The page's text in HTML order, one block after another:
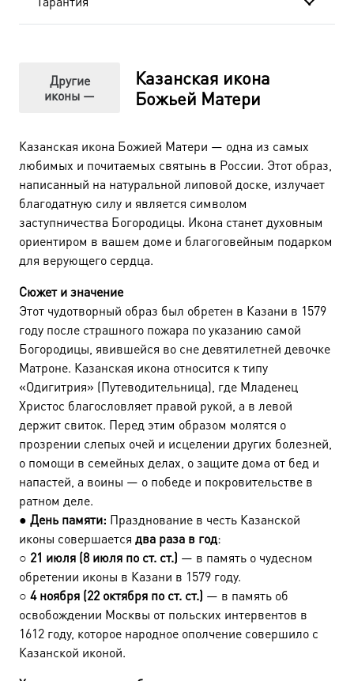
Другие
иконы —
Казанская икона
Божьей Матери
Казанская икона Божией Матери — одна из самых
любимых и почитаемых святынь в России. Этот образ,
написанный на натуральной липовой доске, излучает
благодатную силу и является символом
заступничества Богородицы. Икона станет духовным
ориентиром в вашем доме и благоговейным подарком
для верующего сердца.
Сюжет и значение
Этот чудотворный образ был обретен в Казани в 1579
году после страшного пожара по указанию самой
Богородицы, явившейся во сне девятилетней девочке
Матроне. Казанская икона относится к типу
«Одигитрия» (Путеводительница), где Младенец
Христос благословляет правой рукой, а в левой
держит свиток. Перед этим образом молятся о
прозрении слепых очей и исцелении других болезней,
о помощи в семейных делах, о защите дома от бед и
напастей, а воины — о победе и покровительстве в
ратном деле.
● День памяти: Празднование в честь Казанской
иконы совершается два раза в год:
○ 21 июля (8 июля по ст. ст.) — в память о чудесном
обретении иконы в Казани в 1579 году.
○ 4 ноября (22 октября по ст. ст.) — в память об
освобождении Москвы от польских интервентов в
1612 году, которое народное ополчение совершило с
Казанской иконой.